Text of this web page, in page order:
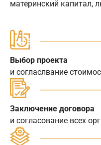
материнский капитал,
Выбор проекта
и согласлвание
Заключение договора
и согласование всех